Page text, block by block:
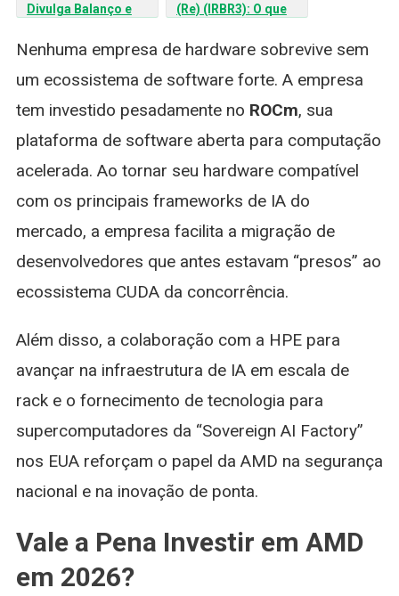
Divulga Balanço e
Inadimplência
(Re) (IRBR3): O que
política de
pagamentos até 2027
Nenhuma empresa de hardware sobrevive sem
um ecossistema de software forte. A empresa
tem investido pesadamente no ROCm, sua
plataforma de software aberta para computação
acelerada. Ao tornar seu hardware compatível
com os principais frameworks de IA do
mercado, a empresa facilita a migração de
desenvolvedores que antes estavam “presos” ao
ecossistema CUDA da concorrência.
Além disso, a colaboração com a HPE para
avançar na infraestrutura de IA em escala de
rack e o fornecimento de tecnologia para
supercomputadores da “Sovereign AI Factory”
nos EUA reforçam o papel da AMD na segurança
nacional e na inovação de ponta.
Vale a Pena Investir em AMD
em 2026?